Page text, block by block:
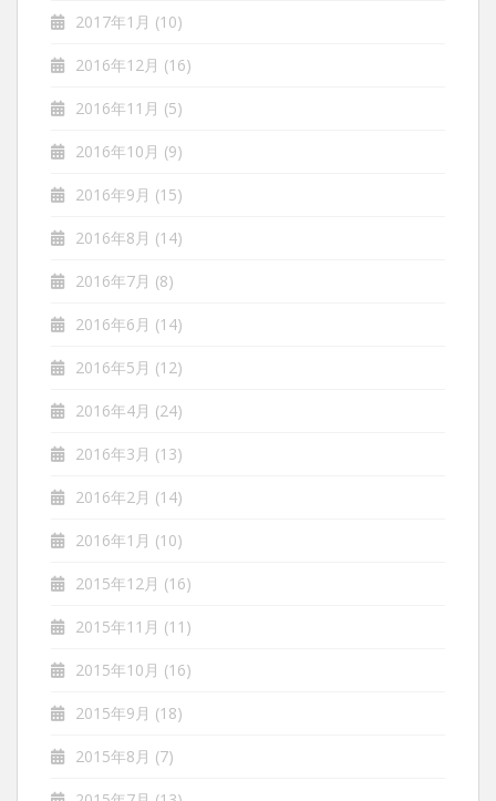
2017年1月 (10)
2016年12月 (16)
2016年11月 (5)
2016年10月 (9)
2016年9月 (15)
2016年8月 (14)
2016年7月 (8)
2016年6月 (14)
2016年5月 (12)
2016年4月 (24)
2016年3月 (13)
2016年2月 (14)
2016年1月 (10)
2015年12月 (16)
2015年11月 (11)
2015年10月 (16)
2015年9月 (18)
2015年8月 (7)